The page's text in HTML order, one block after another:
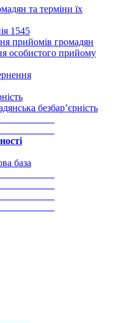
та терміни їх
1545
прийомів громадян
особистого прийому
безбар’єрність
база